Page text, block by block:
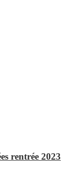
rentrée 2023